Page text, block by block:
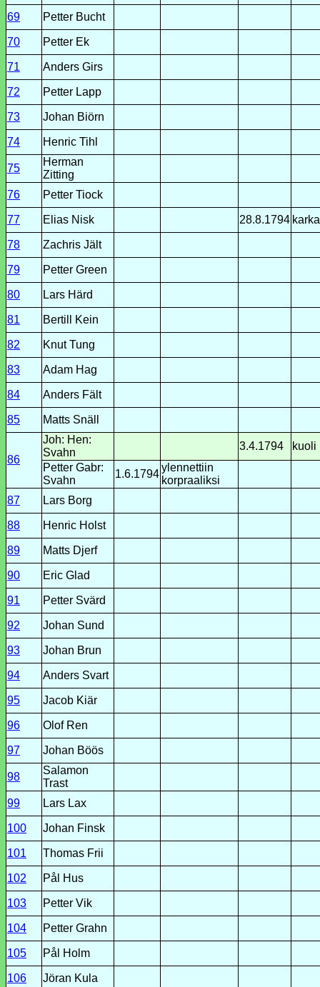
69 Petter Bucht
70 Petter Ek
71 Anders Girs
72 Petter Lapp
73 Johan Biörn
74 Henric Tihl
75
Herman
Zitting
76
Petter Tiock
77 Elias Nisk 28.8.1794
78 Zachris Jält
79 Petter Green
80 Lars Härd
81 Bertill Kein
82 Knut Tung
83 Adam Hag
84 Anders Fält
85 Matts Snäll
86
Joh: Hen:
Svahn
3.4.1794
kuoli
Petter Gabr:
Svahn
1.6.1794
ylennettiin
korpraaliksi
87
Lars Borg
88 Henric Holst
89 Matts Djerf
90 Eric Glad
91 Petter Svärd
92 Johan Sund
93 Johan Brun
94 Anders Svart
95 Jacob Kiär
96 Olof Ren
97 Johan Böös
98
Salamon
Trast
99
Lars Lax
100 Johan Finsk
101 Thomas Frii
102 Pål Hus
103 Petter Vik
104 Petter Grahn
105 Pål Holm
106 Jöran Kula